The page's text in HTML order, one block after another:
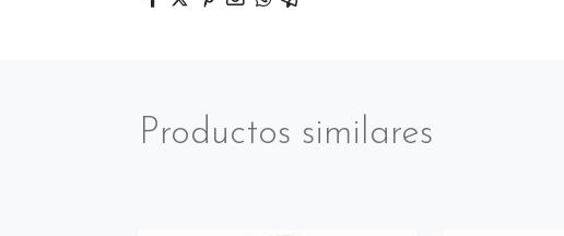
Productos similares